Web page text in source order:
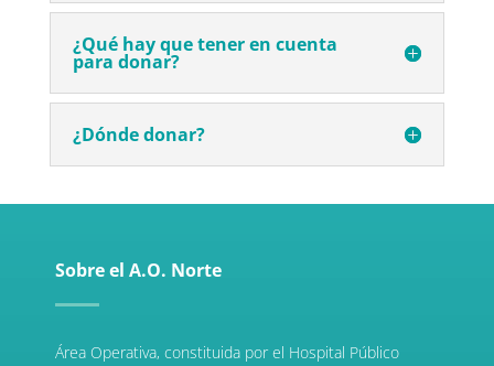
¿Qué hay que tener en cuenta
para donar?
¿Dónde donar?
Sobre el A.O. Norte
Área Operativa, constituida por el Hospital Público